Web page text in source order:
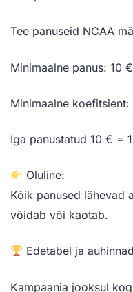
Tee panuseid NCAA
Minimaalne panus: 10 €
Minimaalne koefitsient:
Iga panustatud 10 € =
Oluline:
Kõik panused lähevad
võidab või kaotab.
Edetabel ja auhinnad
Kampaania jooksul